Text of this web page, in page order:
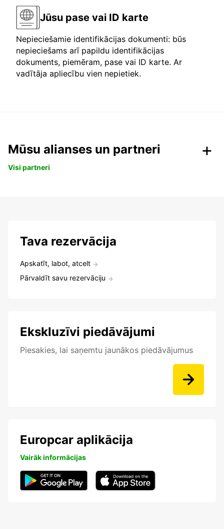
Jūsu pase vai ID karte
Nepieciešamie identifikācijas dokumenti: būs
nepieciešams arī papildu identifikācijas
dokuments, piemēram, pase vai ID karte. Ar
vadītāja apliecību vien nepietiek.
Mūsu alianses un partneri
Visi partneri
Tava rezervācija
Apskatīt, labot, atcelt
Pārvaldīt savu rezervāciju
Ekskluzīvi piedāvājumi
Piesakies, lai saņemtu jaunākos piedāvājumus
Europcar aplikācija
Vairāk informācijas